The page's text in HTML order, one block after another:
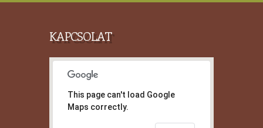
KAPCSOLAT
This page can't load Google
Maps correctly.